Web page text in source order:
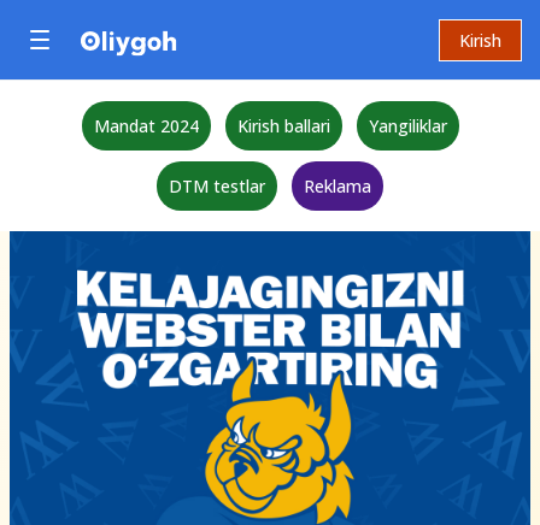
Kirish
Mandat 2024 Kirish ballari Yangiliklar
DTM testlar Reklama